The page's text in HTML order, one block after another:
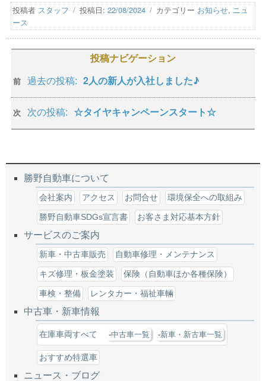
投稿者 スタッフ 投稿日: 22/08/2024 カテゴリー お知らせ, ニュ
ース
投稿ナビゲーション
前 過去の投稿: 2人の新人が入社しました♪
次 次の投稿: ☆タイヤキャンペーンスタート☆
勝野自動車について
会社案内 アクセス お問合せ 環境保全への取組み
勝野自動車SDGs宣言書 お客さま対応基本方針
サービスのご案内
新車・中古車販売 自動車修理・メンテナンス
キズ修理・板金塗装 保険（自動車ほか各種保険）
車検・整備 レンタカー・福祉車輛
中古車・新車情報
在庫車両すべて 中古車一覧 新車・新古車一覧
おすすめ特選車
ニュース・ブログ